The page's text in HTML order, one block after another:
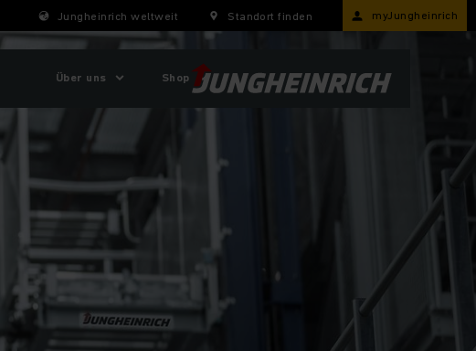
Jungheinrich weltweit Standort finden myJungheinrich
Über uns Shop